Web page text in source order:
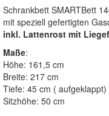
Schrankbett SMARTBett
mit speziell gefertigten
inkl. Lattenrost mit
Maße:
Höhe: 161,5 cm
Breite: 217 cm
Tiefe: 45 cm ( aufgeklappt)
Sitzhöhe: 50 cm